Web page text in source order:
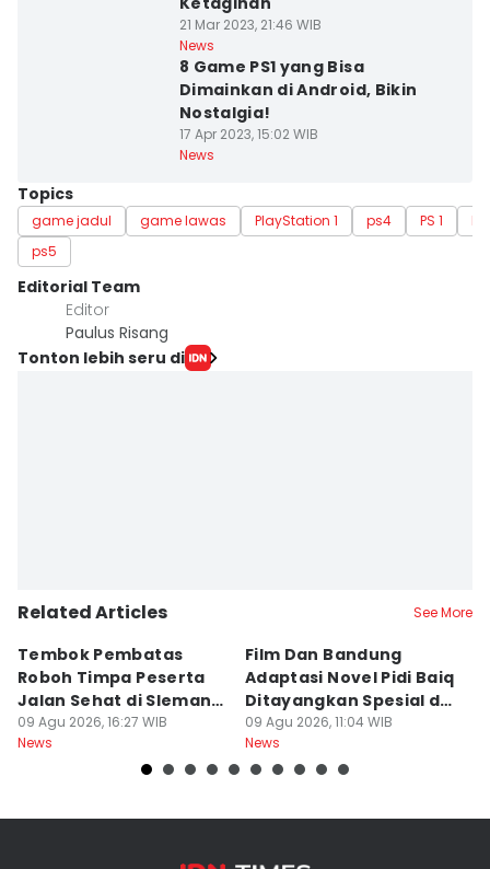
21 Mar 2023, 21:46 WIB
News
8 Game PS1 yang Bisa
Dimainkan di Android, Bikin
Nostalgia!
17 Apr 2023, 15:02 WIB
News
Topics
game jadul game lawas PlayStation 1 ps4 PS 1
ps5
Editorial Team
Editor
Paulus Risang
Tonton lebih seru di
Related Articles See More
Tembok Pembatas
Roboh Timpa Peserta
Jalan Sehat di Sleman,
10 Orang Luka
09 Agu 2026, 16:27 WIB
News
Film Dan Bandung
Adaptasi Novel Pidi Baiq
Ditayangkan Spesial di
Jogja
09 Agu 2026, 11:04 WIB
News